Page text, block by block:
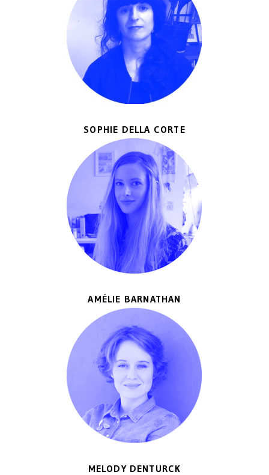
SOPHIE DELLA CORTE
AMÉLIE BARNATHAN
MELODY DENTURCK